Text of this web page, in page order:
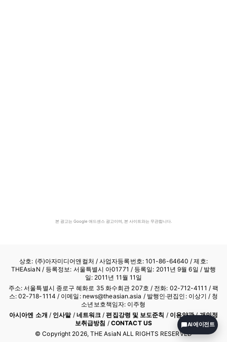
본 광고는 Google 애드센스 광고이며, 본 사이트와는 무관합니다.
상호: (주)아자미디어앤컬처 /사업자등록번호: 101-86-64640 / 제호:
THEAsiaN / 등록정보: 서울특별시 아01771 / 등록일: 2011년 9월 6일 / 발행
일: 2011년 11월 11일
주소: 서울특별시 종로구 혜화로 35 화수회관 207호 / 전화: 02-712-4111 / 팩
스: 02-718-1114 / 이메일: news@theasian.asia / 발행인·편집인: 이상기 / 청
소년보호책임자: 이주형
아시아엔 소개 / 인사말/ 네트워크 /편집강령 및 보도준칙 / 이용약관/개인정
보취급방침 / CONTACT US
© Copyright 2026, THE AsiaN ALL RIGHTS RESERVED
AI 에이전트